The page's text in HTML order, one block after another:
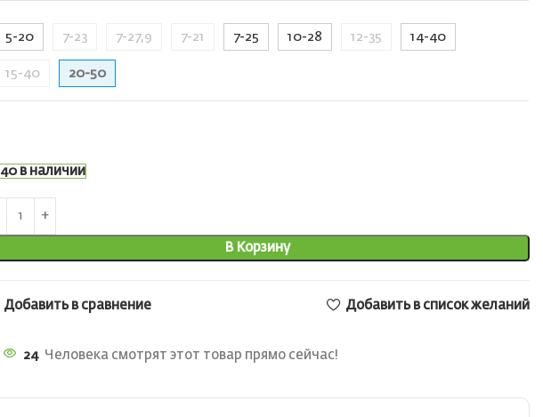
5-20 7-23 7-27,9 7-21 7-25 10-28 12-35 14-40
15-40 20-50
40 в наличии
В Корзину
Добавить в сравнение Добавить в список желаний
24 Человека смотрят этот товар прямо сейчас!